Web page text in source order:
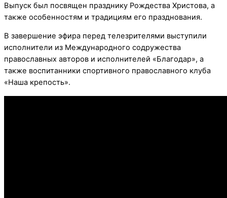
Выпуск был посвящен празднику Рождества Христова, а
также особенностям и традициям его празднования.
В завершение эфира перед телезрителями выступили
исполнители из Международного содружества
православных авторов и исполнителей «Благодар», а
также воспитанники спортивного православного клуба
«Наша крепость».